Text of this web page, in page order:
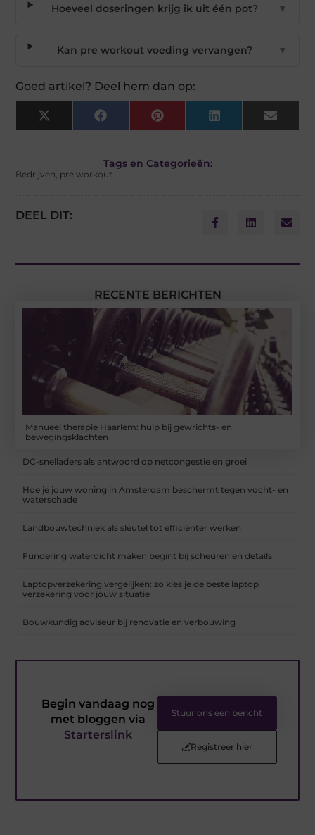
Hoeveel doseringen krijg ik uit één pot? ▼
Kan pre workout voeding vervangen? ▼
Goed artikel? Deel hem dan op:
X
(Twitter)
Facebook Pinterest LinkedIn Email
Tags en Categorieën:
Bedrijven, pre workout
DEEL DIT:
RECENTE BERICHTEN
Manueel therapie Haarlem: hulp bij gewrichts- en
bewegingsklachten
DC-snelladers als antwoord op netcongestie en groei
Hoe je jouw woning in Amsterdam beschermt tegen vocht- en
waterschade
Landbouwtechniek als sleutel tot efficiënter werken
Fundering waterdicht maken begint bij scheuren en details
Laptopverzekering vergelijken: zo kies je de beste laptop
verzekering voor jouw situatie
Bouwkundig adviseur bij renovatie en verbouwing
Begin vandaag nog
met bloggen via
Starterslink
Stuur ons een bericht
Registreer hier